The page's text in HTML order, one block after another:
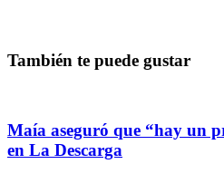
También te puede gustar
Maía aseguró que “hay un
en La Descarga